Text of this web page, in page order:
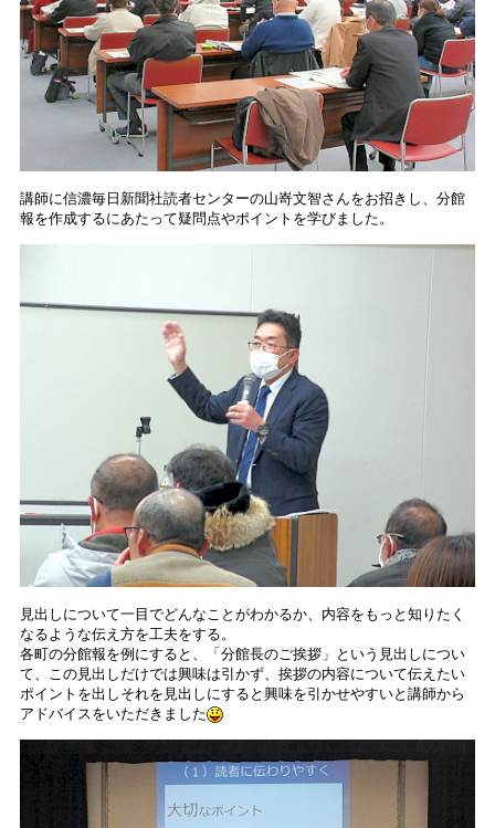
講師に信濃毎日新聞社読者センターの山嵜文智さんをお招きし、分館
報を作成するにあたって疑問点やポイントを学びました。
見出しについて一目でどんなことがわかるか、内容をもっと知りたく
なるような伝え方を工夫をする。
各町の分館報を例にすると、「分館長のご挨拶」という見出しについ
て、この見出しだけでは興味は引かず、挨拶の内容について伝えたい
ポイントを出しそれを見出しにすると興味を引かせやすいと講師から
アドバイスをいただきました